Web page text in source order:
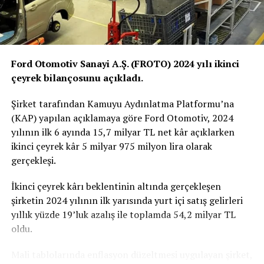
Hayalindeki Hyundai’ye tek tıkla sahip olmak isteyen
kullanıcılarhttps://online.hyundai.com.tr‘ yi ziyaret
edebilir.
BENZER İÇERIKLER
Ford Otosan, ikinci çeyrekte 6 milyar TL kâr elde etti
Ford Otomotiv Sanayi A.Ş. (FROTO) 2024 yılı ikinci
çeyrek bilançosunu açıkladı.
Şirket tarafından Kamuyu Aydınlatma Platformu’na
(KAP) yapılan açıklamaya göre Ford Otomotiv, 2024
yılının ilk 6 ayında 15,7 milyar TL net kâr açıklarken
ikinci çeyrek kâr 5 milyar 975 milyon lira olarak
gerçekleşi.
İkinci çeyrek kârı beklentinin altında gerçekleşen
şirketin 2024 yılının ilk yarısında yurt içi satış gelirleri
yıllık yüzde 19’luk azalış ile toplamda 54,2 milyar TL
oldu.